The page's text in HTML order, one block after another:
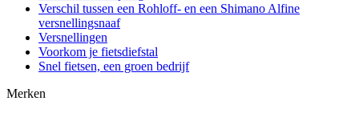
Verschil tussen een Rohloff- en een Shimano Alfine
versnellingsnaaf
Versnellingen
Voorkom je fietsdiefstal
Snel fietsen, een groen bedrijf
Merken